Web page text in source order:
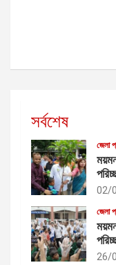
সর্বশেষ
জেলা
02/
জেলা
26/